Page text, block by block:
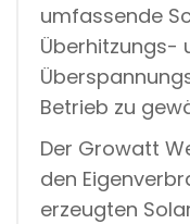
umfassende
Überhitzungs-
Betrieb zu
Der Growatt
den
erzeugten